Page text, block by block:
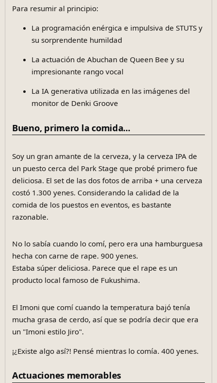
Para resumir al principio:
La programación enérgica e impulsiva de STUTS y
su sorprendente humildad
La actuación de Abuchan de Queen Bee y su
impresionante rango vocal
La IA generativa utilizada en las imágenes del
monitor de Denki Groove
Bueno, primero la comida...
Soy un gran amante de la cerveza, y la cerveza IPA de
un puesto cerca del Park Stage que probé primero fue
deliciosa. El set de las dos fotos de arriba + una cerveza
costó 1.300 yenes. Considerando la calidad de la
comida de los puestos en eventos, es bastante
razonable.
No lo sabía cuando lo comí, pero era una hamburguesa
hecha con carne de rape. 900 yenes.
Estaba súper deliciosa. Parece que el rape es un
producto local famoso de Fukushima.
El Imoni que comí cuando la temperatura bajó tenía
mucha grasa de cerdo, así que se podría decir que era
un "Imoni estilo Jiro".
¡¿Existe algo así?! Pensé mientras lo comía. 400 yenes.
Actuaciones memorables